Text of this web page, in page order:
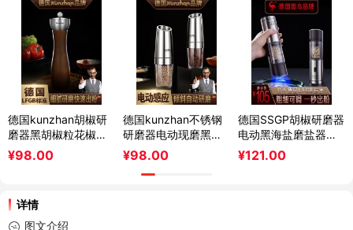
德国kunzhan胡椒研
磨器黑胡椒粒花椒手
动玫瑰海盐研磨瓶厨
房家用
¥98.00
德国kunzhan不锈钢
研磨器电动现磨黑胡
椒粒海盐瓶花椒粉家
用厨房
¥98.00
德国SSGP胡椒研磨器
电动黑海盐磨盐器磨
胡椒粉粒神器花椒研
磨瓶
¥121.00
详情
图文介绍